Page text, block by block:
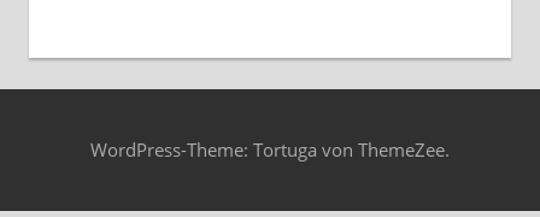
WordPress-Theme: Tortuga von ThemeZee.